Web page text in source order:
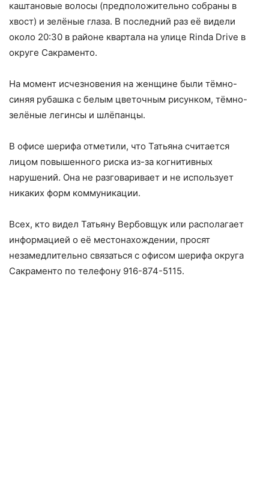
каштановые волосы (предположительно собраны в
хвост) и зелёные глаза. В последний раз её видели
около 20:30 в районе квартала на улице Rinda Drive в
округе Сакраменто.
На момент исчезновения на женщине были тёмно-
синяя рубашка с белым цветочным рисунком, тёмно-
зелёные легинсы и шлёпанцы.
В офисе шерифа отметили, что Татьяна считается
лицом повышенного риска из-за когнитивных
нарушений. Она не разговаривает и не использует
никаких форм коммуникации.
Всех, кто видел Татьяну Вербовщук или располагает
информацией о её местонахождении, просят
незамедлительно связаться с офисом шерифа округа
Сакраменто по телефону 916-874-5115.